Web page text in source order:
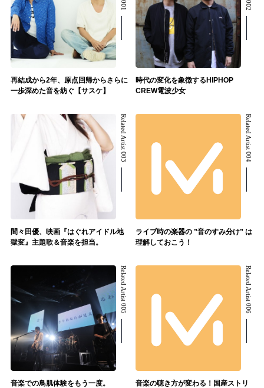
再結成から2年、原点回帰からさらに
一歩深めた音を紡ぐ【サスケ】
時代の変化を象徴するHIPHOP
CREW電波少女
Related Artist 003
間々田優、映画『はぐれアイドル地
獄変』主題歌＆音楽を担当。
Related Artist 004
ライブ時の楽器の ”音のすみ分け” は
理解しておこう！
Related Artist 005
音楽での鳥肌体験をもう一度。
Related Artist 006
音楽の聴き方が変わる！国産ストリ